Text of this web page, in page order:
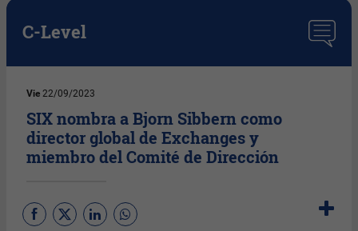
C-Level
Vie 22/09/2023
SIX nombra a Bjorn Sibbern como
director global de Exchanges y
miembro del Comité de Dirección